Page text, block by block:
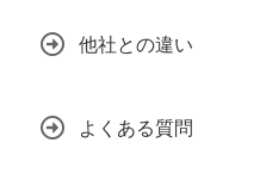
他社との違い
よくある質問